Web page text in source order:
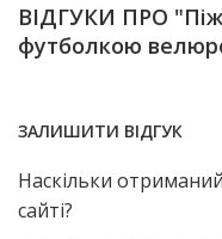
ВІДГУКИ ПРО
футболкою
ЗАЛИШИТИ ВІДГУК
Наскільки
сайті?